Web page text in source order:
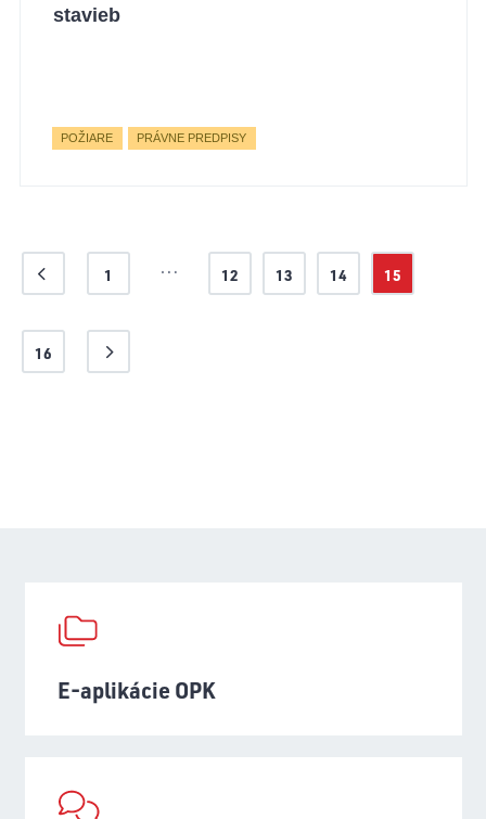
stavieb
POŽIARE PRÁVNE PREDPISY
1 … 12 13 14 15
16
E-aplikácie OPK